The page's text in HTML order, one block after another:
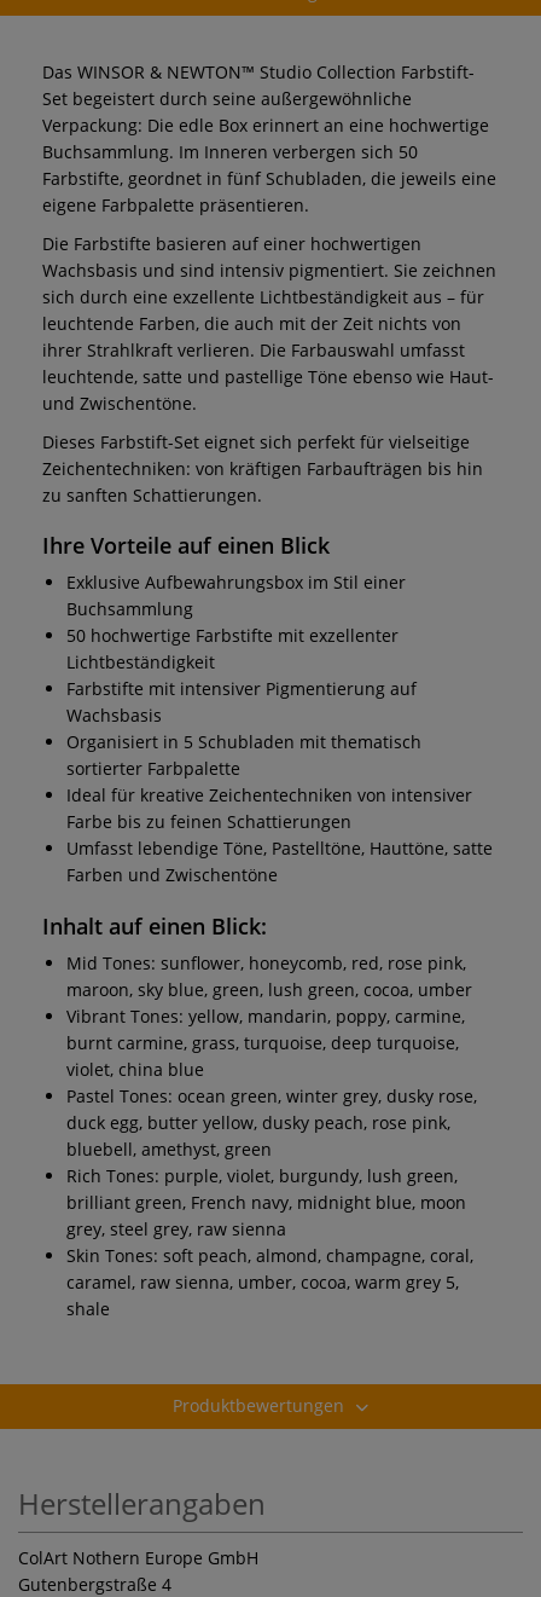
Das WINSOR & NEWTON™ Studio Collection Farbstift-
Set begeistert durch seine außergewöhnliche
Verpackung: Die edle Box erinnert an eine hochwertige
Buchsammlung. Im Inneren verbergen sich 50
Farbstifte, geordnet in fünf Schubladen, die jeweils eine
eigene Farbpalette präsentieren.
Die Farbstifte basieren auf einer hochwertigen
Wachsbasis und sind intensiv pigmentiert. Sie zeichnen
sich durch eine exzellente Lichtbeständigkeit aus – für
leuchtende Farben, die auch mit der Zeit nichts von
ihrer Strahlkraft verlieren. Die Farbauswahl umfasst
leuchtende, satte und pastellige Töne ebenso wie Haut-
und Zwischentöne.
Dieses Farbstift-Set eignet sich perfekt für vielseitige
Zeichentechniken: von kräftigen Farbaufträgen bis hin
zu sanften Schattierungen.
Ihre Vorteile auf einen Blick
Exklusive Aufbewahrungsbox im Stil einer
Buchsammlung
50 hochwertige Farbstifte mit exzellenter
Lichtbeständigkeit
Farbstifte mit intensiver Pigmentierung auf
Wachsbasis
Organisiert in 5 Schubladen mit thematisch
sortierter Farbpalette
Ideal für kreative Zeichentechniken von intensiver
Farbe bis zu feinen Schattierungen
Umfasst lebendige Töne, Pastelltöne, Hauttöne, satte
Farben und Zwischentöne
Inhalt auf einen Blick:
Mid Tones: sunflower, honeycomb, red, rose pink,
maroon, sky blue, green, lush green, cocoa, umber
Vibrant Tones: yellow, mandarin, poppy, carmine,
burnt carmine, grass, turquoise, deep turquoise,
violet, china blue
Pastel Tones: ocean green, winter grey, dusky rose,
duck egg, butter yellow, dusky peach, rose pink,
bluebell, amethyst, green
Rich Tones: purple, violet, burgundy, lush green,
brilliant green, French navy, midnight blue, moon
grey, steel grey, raw sienna
Skin Tones: soft peach, almond, champagne, coral,
caramel, raw sienna, umber, cocoa, warm grey 5,
shale
Produktbewertungen
Herstellerangaben
ColArt Nothern Europe GmbH
Gutenbergstraße 4